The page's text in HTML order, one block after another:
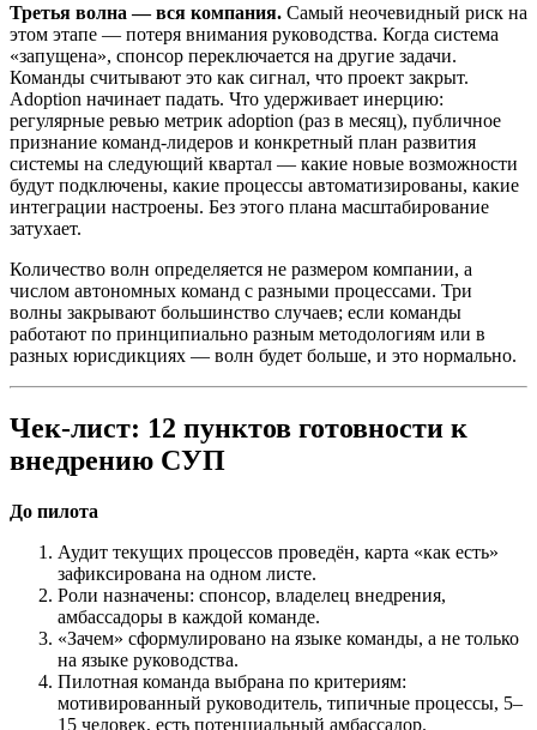
Третья волна — вся компания. Самый неочевидный риск на
этом этапе — потеря внимания руководства. Когда система
«запущена», спонсор переключается на другие задачи.
Команды считывают это как сигнал, что проект закрыт.
Adoption начинает падать. Что удерживает инерцию:
регулярные ревью метрик adoption (раз в месяц), публичное
признание команд-лидеров и конкретный план развития
системы на следующий квартал — какие новые возможности
будут подключены, какие процессы автоматизированы, какие
интеграции настроены. Без этого плана масштабирование
затухает.
Количество волн определяется не размером компании, а
числом автономных команд с разными процессами. Три
волны закрывают большинство случаев; если команды
работают по принципиально разным методологиям или в
разных юрисдикциях — волн будет больше, и это нормально.
Чек-лист: 12 пунктов готовности к
внедрению СУП
До пилота
Аудит текущих процессов проведён, карта «как есть»
зафиксирована на одном листе.
Роли назначены: спонсор, владелец внедрения,
амбассадоры в каждой команде.
«Зачем» сформулировано на языке команды, а не только
на языке руководства.
Пилотная команда выбрана по критериям:
мотивированный руководитель, типичные процессы, 5–
15 человек, есть потенциальный амбассадор.